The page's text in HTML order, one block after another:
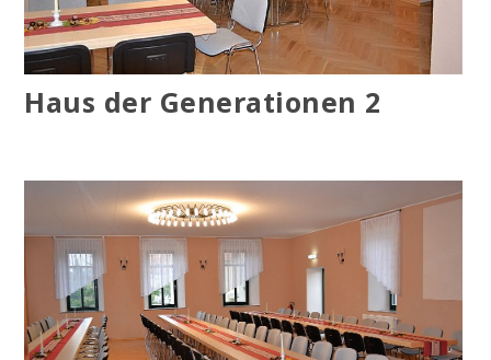
Haus der Generationen 2